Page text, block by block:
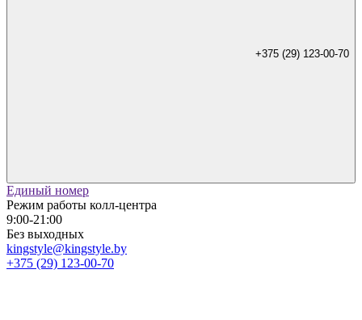
+375 (29) 123-00-70
Единый номер
Режим работы колл-центра
9:00-21:00
Без выходных
kingstyle@kingstyle.by
+375 (29) 123-00-70